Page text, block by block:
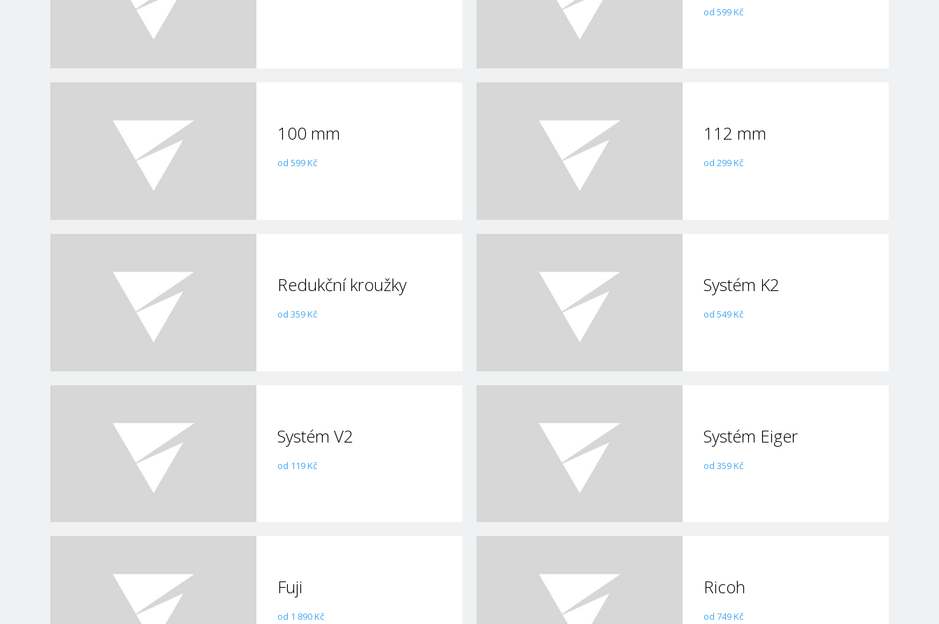
od 599 Kč
100 mm
od 599 Kč
112 mm
od 299 Kč
Redukční kroužky
od 359 Kč
Systém K2
od 549 Kč
Systém V2
od 119 Kč
Systém Eiger
od 359 Kč
Fuji
od 1 890 Kč
Ricoh
od 749 Kč